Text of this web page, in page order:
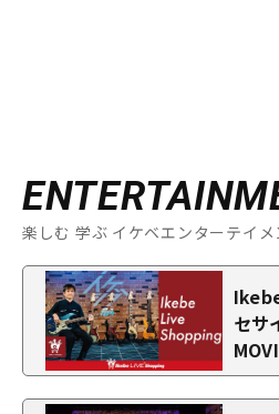
楽しむ 学ぶ イケベエンターテイメ
セサ